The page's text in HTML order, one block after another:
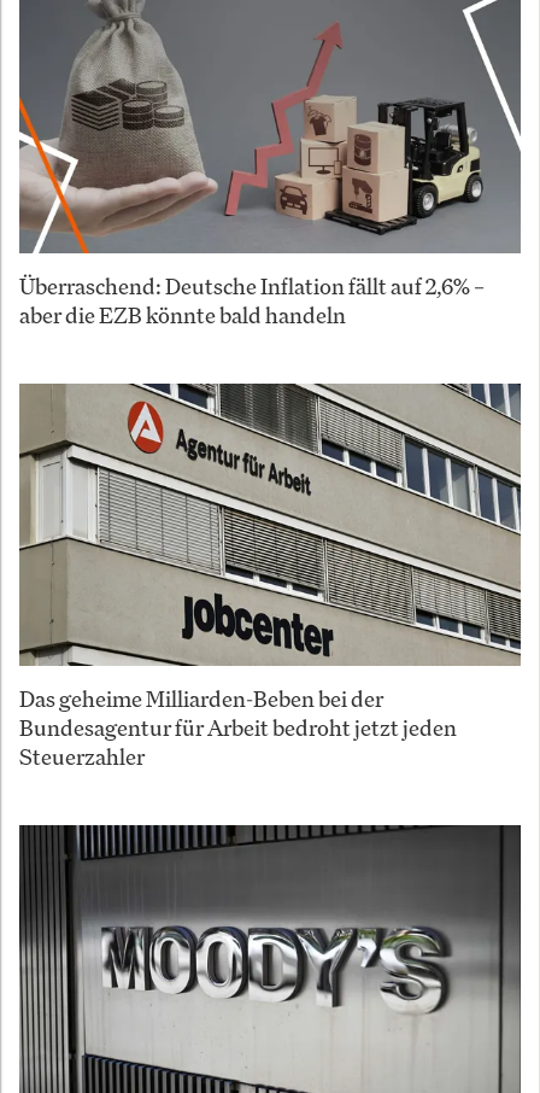
Überraschend: Deutsche Inflation fällt auf 2,6% –
aber die EZB könnte bald handeln
Das geheime Milliarden-Beben bei der
Bundesagentur für Arbeit bedroht jetzt jeden
Steuerzahler